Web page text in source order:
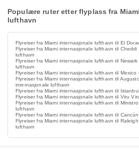
Populære ruter etter flyplass fra
lufthavn
Flyreiser fra Miami internasjonale lufthavn til El
Flyreiser fra Miami internasjonale lufthavn til
lufthavn
Flyreiser fra Miami internasjonale lufthavn til
lufthavn
Flyreiser fra Miami internasjonale lufthavn til
Flyreiser fra Miami internasjonale lufthavn til
internasjonale lufthavn
Flyreiser fra Miami internasjonale lufthavn til
Flyreiser fra Miami internasjonale lufthavn til Viru
Flyreiser fra Miami internasjonale lufthavn til
lufthavn
Flyreiser fra Miami internasjonale lufthavn til
Flyreiser fra Miami internasjonale lufthavn til
lufthavn